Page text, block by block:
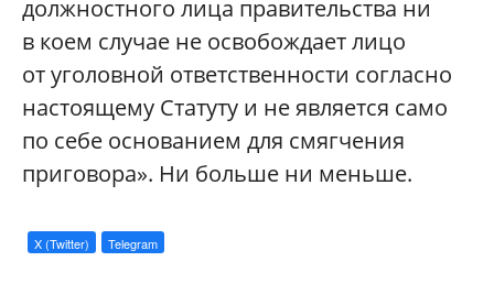
должностного лица правительства ни
в коем случае не освобождает лицо
от уголовной ответственности согласно
настоящему Статуту и не является само
по себе основанием для смягчения
приговора». Ни больше ни меньше.
X (Twitter) Telegram